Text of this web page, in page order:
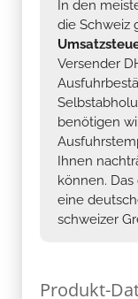
In den
die Schweiz
Versender
benötigen
Ihnen
können.
eine
schweizer
Produkt-